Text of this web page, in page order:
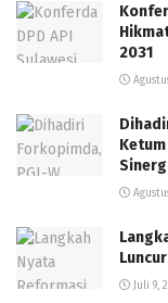
2031
Juli 9,